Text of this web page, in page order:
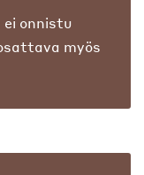
onnistu
myös